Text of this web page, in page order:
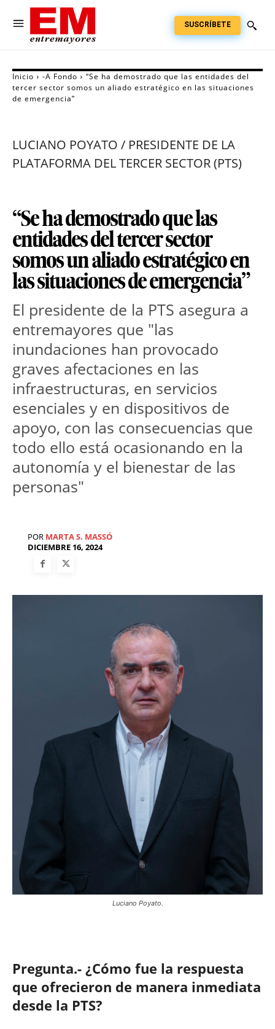
SUSCRÍBETE
Inicio -A Fondo
“Se ha demostrado que las entidades del
tercer sector somos un aliado estratégico en las situaciones
de emergencia”
LUCIANO POYATO / PRESIDENTE DE LA
PLATAFORMA DEL TERCER SECTOR (PTS)
“Se ha demostrado que las
entidades del tercer sector
somos un aliado estratégico en
las situaciones de emergencia”
El presidente de la PTS asegura a
entremayores que "las
inundaciones han provocado
graves afectaciones en las
infraestructuras, en servicios
esenciales y en dispositivos de
apoyo, con las consecuencias que
todo ello está ocasionando en la
autonomía y el bienestar de las
personas"
POR MARTA S. MASSÓ
DICIEMBRE 16, 2024
Luciano Poyato.
Pregunta.- ¿Cómo fue la respuesta
que ofrecieron de manera inmediata
desde la PTS?